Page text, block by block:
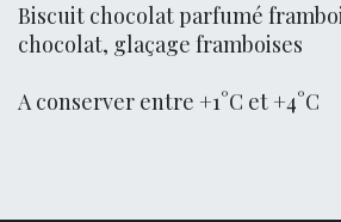
Biscuit chocolat parfumé
chocolat, glaçage framboises
A conserver entre +1°C et +4°C